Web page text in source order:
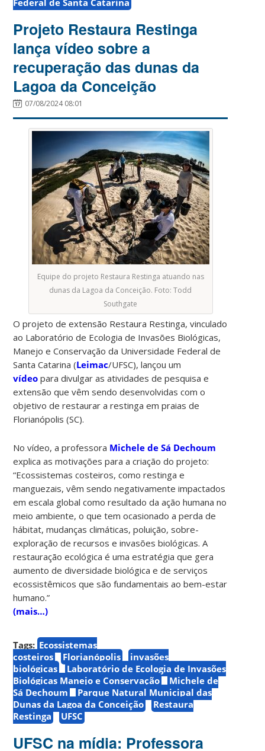
Federal de Santa Catarina
Projeto Restaura Restinga
lança vídeo sobre a
recuperação das dunas da
Lagoa da Conceição
07/08/2024 08:01
Equipe do projeto Restaura Restinga atuando nas
dunas da Lagoa da Conceição. Foto: Todd
Southgate
O projeto de extensão Restaura Restinga, vinculado
ao Laboratório de Ecologia de Invasões Biológicas,
Manejo e Conservação da Universidade Federal de
Santa Catarina (Leimac/UFSC), lançou um
vídeo para divulgar as atividades de pesquisa e
extensão que vêm sendo desenvolvidas com o
objetivo de restaurar a restinga em praias de
Florianópolis (SC).
No vídeo, a professora Michele de Sá Dechoum
explica as motivações para a criação do projeto:
“Ecossistemas costeiros, como restinga e
manguezais, vêm sendo negativamente impactados
em escala global como resultado da ação humana no
meio ambiente, o que tem ocasionado a perda de
hábitat, mudanças climáticas, poluição, sobre-
exploração de recursos e invasões biológicas. A
restauração ecológica é uma estratégia que gera
aumento de diversidade biológica e de serviços
ecossistêmicos que são fundamentais ao bem-estar
humano.”
(mais…)
Tags: Ecossistemas
costeiros
Florianópolis
invasões
biológicas
Laboratório de Ecologia de Invasões
Biológicas Manejo e Conservação
Michele de
Sá Dechoum
Parque Natural Municipal das
Dunas da Lagoa da Conceição
Restaura
Restinga
UFSC
UFSC na mídia: Professora